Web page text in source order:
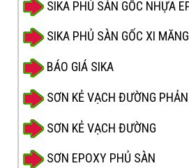
SIKA PHỦ SÀN GỐC NHỰA
SIKA PHỦ SÀN GỐC XI MĂNG
BÁO GIÁ SIKA
SƠN KẺ VẠCH ĐƯỜNG
SƠN KẺ VẠCH ĐƯỜNG
SƠN EPOXY PHỦ SÀN